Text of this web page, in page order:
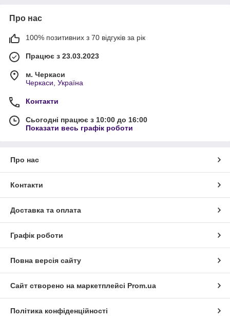
Про нас
100% позитивних з 70 відгуків за рік
Працює з 23.03.2023
м. Черкаси
Черкаси, Україна
Контакти
Сьогодні працює з 10:00 до 16:00
Показати весь графік роботи
Про нас
Контакти
Доставка та оплата
Графік роботи
Повна версія сайту
Сайт створено на маркетплейсі Prom.ua
Політика конфіденційності